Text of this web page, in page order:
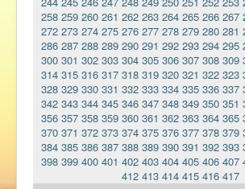
258 259 260 261 262 263 264 265 266 267
272 273 274 275 276 277 278 279 280 281
286 287 288 289 290 291 292 293 294 295
300 301 302 303 304 305 306 307 308 309
314 315 316 317 318 319 320 321 322 323
328 329 330 331 332 333 334 335 336 337
342 343 344 345 346 347 348 349 350 351
356 357 358 359 360 361 362 363 364 365
370 371 372 373 374 375 376 377 378 379
384 385 386 387 388 389 390 391 392 393
398 399 400 401 402 403 404 405 406 407
412 413 414 415 416 417